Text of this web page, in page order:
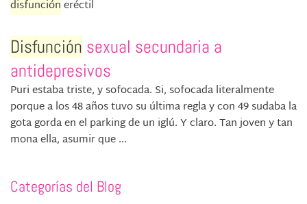
disfuncióneréctil
Disfunción sexual secundaria a
antidepresivos
Puri estaba triste, y sofocada. Si, sofocada literalmente
porque a los 48 años tuvo su última regla y con 49 sudaba la
gota gorda en el parking de un iglú. Y claro. Tan joven y tan
mona ella, asumir que ...
Categorías del Blog